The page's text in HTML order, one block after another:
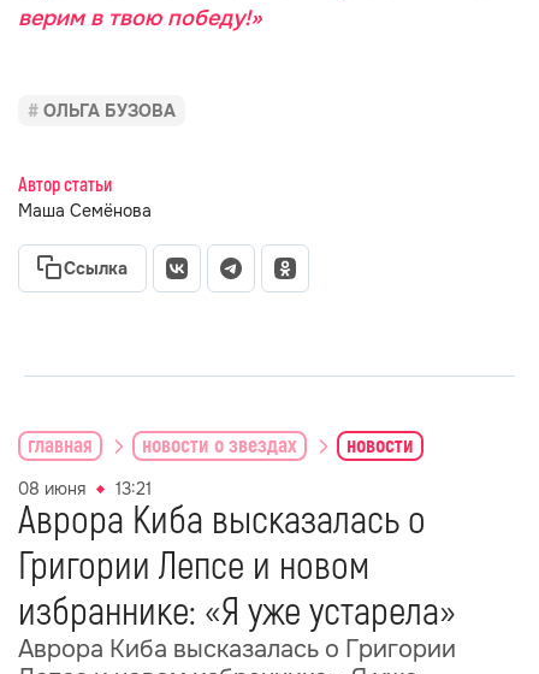
верим в твою победу!»
ОЛЬГА БУЗОВА
Автор статьи
Маша Семёнова
Ссылка
главная новости о звездах новости
08 июня 13:21
Аврора Киба высказалась о
Григории Лепсе и новом
избраннике: «Я уже устарела»
Аврора Киба высказалась о Григории